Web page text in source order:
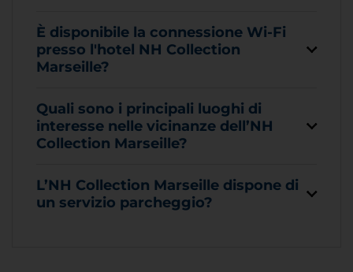
È disponibile la connessione Wi-Fi
presso l'hotel NH Collection
Marseille?
Quali sono i principali luoghi di
interesse nelle vicinanze dell’NH
Collection Marseille?
L’NH Collection Marseille dispone di
un servizio parcheggio?